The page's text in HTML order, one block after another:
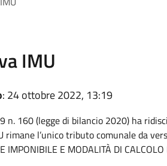
IMU
: 24 ottobre 2022, 13:19
n. 160 (legge di bilancio 2020) ha
rimane l’unico tributo comunale da
IMPONIBILE E MODALITÀ DI CALCOLO